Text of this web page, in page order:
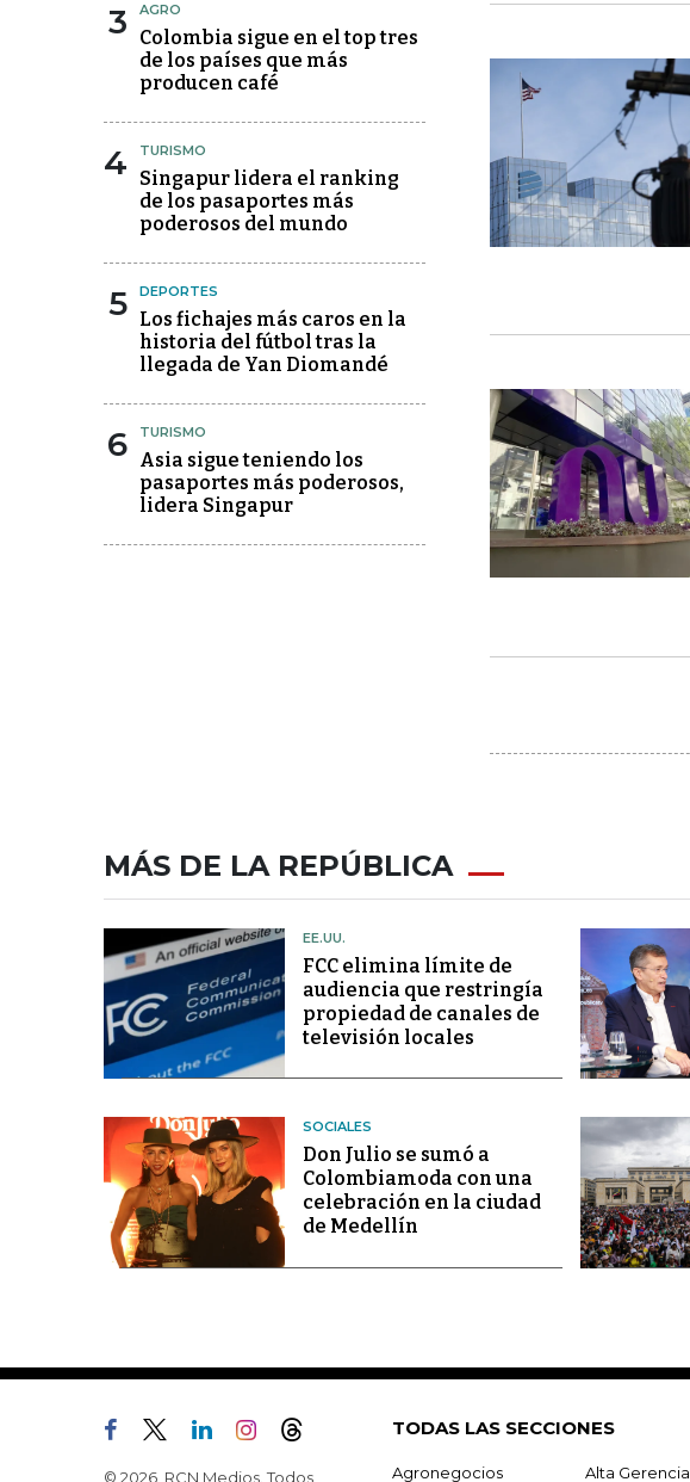
3 AGRO
Colombia sigue en el top tres
de los países que más
producen café
4 TURISMO
Singapur lidera el ranking
de los pasaportes más
poderosos del mundo
5 DEPORTES
Los fichajes más caros en la
historia del fútbol tras la
llegada de Yan Diomandé
6 TURISMO
Asia sigue teniendo los
pasaportes más poderosos,
lidera Singapur
MÁS DE LA REPÚBLICA
EE.UU.
FCC elimina límite de
audiencia que restringía
propiedad de canales de
televisión locales
SOCIALES
Don Julio se sumó a
Colombiamoda con una
celebración en la ciudad
de Medellín
© 2026, RCN Medios. Todos
TODAS LAS SECCIONES
Agronegocios Alta Gerencia